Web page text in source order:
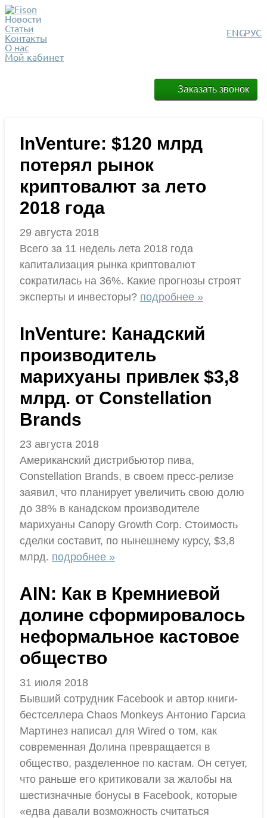
РУС
ENG
Новости
Статьи
Контакты
О нас
Мой кабинет
Заказать звонок
InVenture: $120 млрд
потерял рынок
криптовалют за лето
2018 года
29 августа 2018
Всего за 11 недель лета 2018 года
капитализация рынка криптовалют
сократилась на 36%. Какие прогнозы строят
эксперты и инвесторы? подробнее »
InVenture: Канадский
производитель
марихуаны привлек $3,8
млрд. от Constellation
Brands
23 августа 2018
Американский дистрибьютор пива,
Constellation Brands, в своем пресс-релизе
заявил, что планирует увеличить свою долю
до 38% в канадском производителе
марихуаны Canopy Growth Corp. Стоимость
сделки составит, по нынешнему курсу, $3,8
млрд. подробнее »
AIN: Как в Кремниевой
долине сформировалось
неформальное кастовое
общество
31 июля 2018
Бывший сотрудник Facebook и автор книги-
бестселлера Chaos Monkeys Антонио Гарсиа
Мартинез написал для Wired о том, как
современная Долина превращается в
общество, разделенное по кастам. Он сетует,
что раньше его критиковали за жалобы на
шестизначные бонусы в Facebook, которые
«едва давали возможность считаться